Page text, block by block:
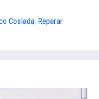
Coslada, Reparar